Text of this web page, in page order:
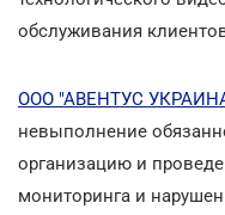
обслуживания
ООО "АВЕНТУС
невыполнение
организацию и
мониторинга и